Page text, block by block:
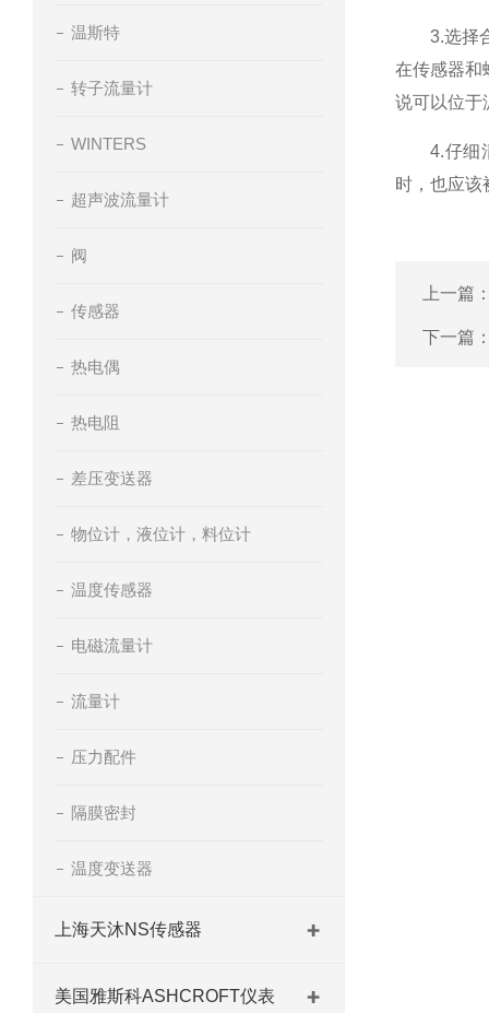
3.选择合
在传感器和
说可以位于
4.仔细清
时，也应该
上一篇
下一篇
温斯特
转子流量计
WINTERS
超声波流量计
阀
传感器
热电偶
热电阻
差压变送器
物位计，液位计，料位计
温度传感器
电磁流量计
流量计
压力配件
隔膜密封
温度变送器
上海天沐NS传感器
美国雅斯科ASHCROFT仪表